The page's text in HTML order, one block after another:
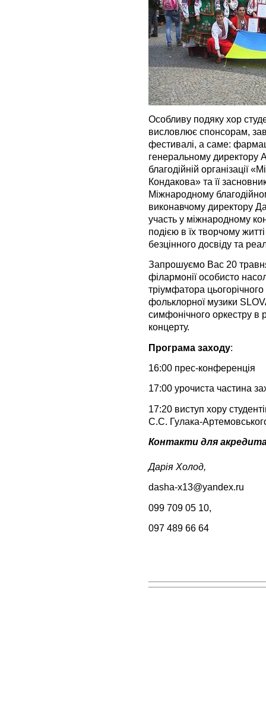
Особливу подяку хор
висловлює спонсорам,
фестивалі, а саме:
генеральному директору
благодійній організації
Кондакова» та її
Міжнародному
виконавчому директору
участь у міжнародному
подією в їх творчому
безцінного досвіду та
Запрошуємо Вас 20
філармонії особисто
тріумфатора
фольклорної музики
симфонічного оркестру в
концерту.
Програма заходу:
16:00 прес-конференція
17:00 урочиста частина
17:20 виступ хору
С.С. Гулака-
Контакти для
Дарія Холод,
dasha-x13@yandex.ru
099 709 05 10,
097 489 66 64